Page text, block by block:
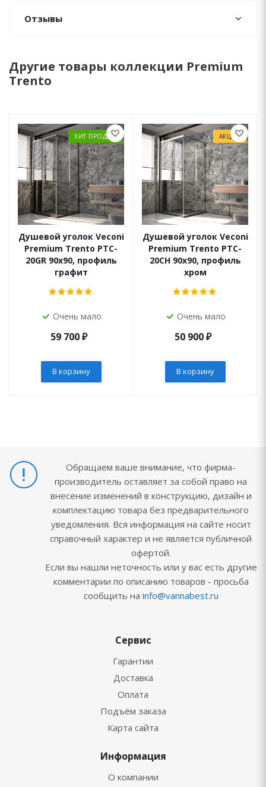
Отзывы
Другие товары коллекции Premium
Trento
ХИТ ПРОДАЖ
Душевой уголок Veconi
Premium Trento PTC-
20GR 90x90, профиль
графит
Очень мало
59 700₽
В корзину
АКЦИЯ
Душевой уголок Veconi
Premium Trento PTC-
20CH 90x90, профиль
хром
Очень мало
50 900₽
В корзину
Обращаем ваше внимание, что фирма-
производитель оставляет за собой право на
внесение изменений в конструкцию, дизайн и
комплектацию товара без предварительного
уведомления. Вся информация на сайте носит
справочный характер и не является публичной
офертой.
Если вы нашли неточность или у вас есть другие
комментарии по описанию товаров - просьба
сообщить на info@vannabest.ru
Сервис
Гарантии
Доставка
Оплата
Подъём заказа
Карта сайта
Информация
О компании